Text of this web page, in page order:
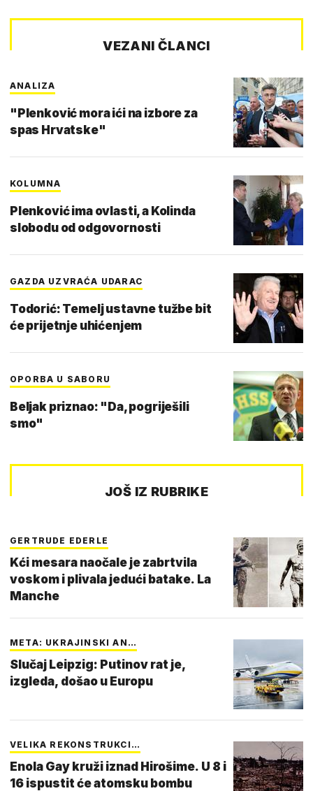
VEZANI ČLANCI
ANALIZA
"Plenković mora ići na izbore za
spas Hrvatske"
KOLUMNA
Plenković ima ovlasti, a Kolinda
slobodu od odgovornosti
GAZDA UZVRAĆA UDARAC
Todorić: Temelj ustavne tužbe bit
će prijetnje uhićenjem
OPORBA U SABORU
Beljak priznao: "Da, pogriješili
smo"
JOŠ IZ RUBRIKE
GERTRUDE EDERLE
Kći mesara naočale je zabrtvila
voskom i plivala jedući batake. La
Manche
META: UKRAJINSKI AN…
Slučaj Leipzig: Putinov rat je,
izgleda, došao u Europu
VELIKA REKONSTRUKCI…
Enola Gay kruži iznad Hirošime. U 8 i
16 ispustit će atomsku bombu